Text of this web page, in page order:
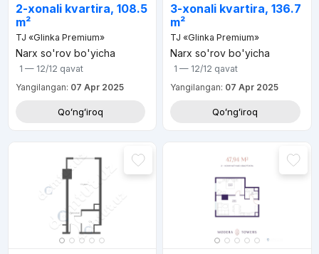
2-xonali kvartira, 108.5
m²
TJ «Glinka Premium»
Narx so'rov bo'yicha
1 — 12/12 qavat
Yangilangan: 07 Apr 2025
Qoʻngʻiroq
3-xonali kvartira, 136.7
m²
TJ «Glinka Premium»
Narx so'rov bo'yicha
1 — 12/12 qavat
Yangilangan: 07 Apr 2025
Qoʻngʻiroq